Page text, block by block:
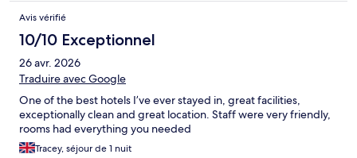
Avis vérifié
10/10 Exceptionnel
26 avr. 2026
Traduire avec Google
One of the best hotels I’ve ever stayed in, great facilities,
exceptionally clean and great location. Staff were very friendly,
rooms had everything you needed
Tracey, séjour de 1 nuit